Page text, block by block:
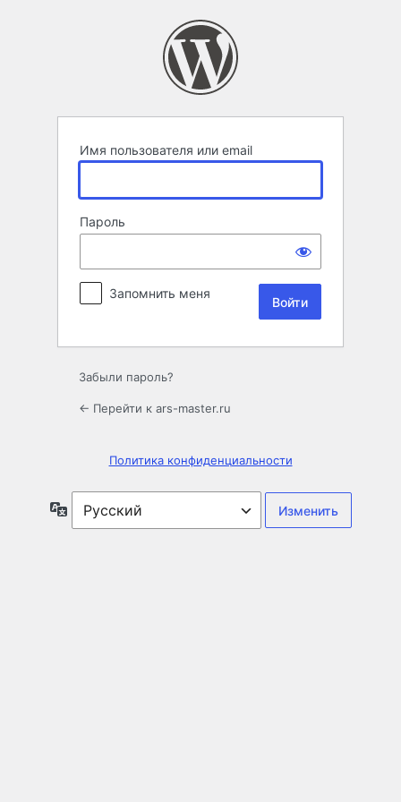
Имя пользователя или email
Пароль
Запомнить меня
Забыли пароль?
← Перейти к ars-master.ru
Политика конфиденциальности
Язык